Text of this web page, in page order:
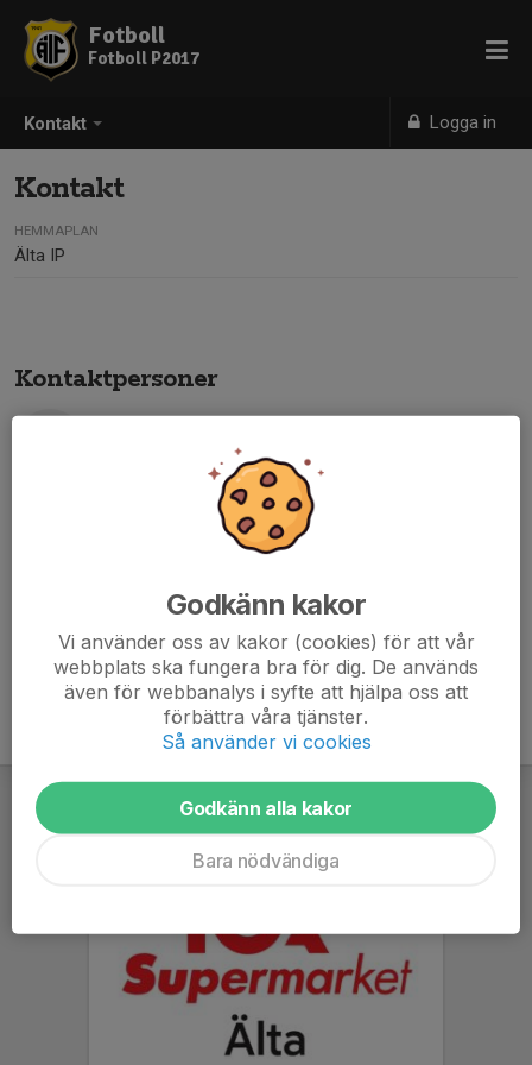
Kontakt Logga in
Fotboll
Fotboll P2017
Kontakt
HEMMAPLAN
Älta IP
Kontaktpersoner
Andreas Rosenqvist Willner
andreas.rosenqvist@outlook.com
073-374 49 29Godkänn kakor
Vi använder oss av kakor (cookies) för att vår
webbplats ska fungera bra för dig. De används
även för webbanalys i syfte att hjälpa oss att
förbättra våra tjänster.
Så använder vi cookies
Godkänn alla kakor
Bara nödvändiga